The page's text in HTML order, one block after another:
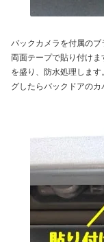
バックカメラを付属の
両面テープで貼り付け
を盛り、防水処理しま
グしたらバックドアのカ